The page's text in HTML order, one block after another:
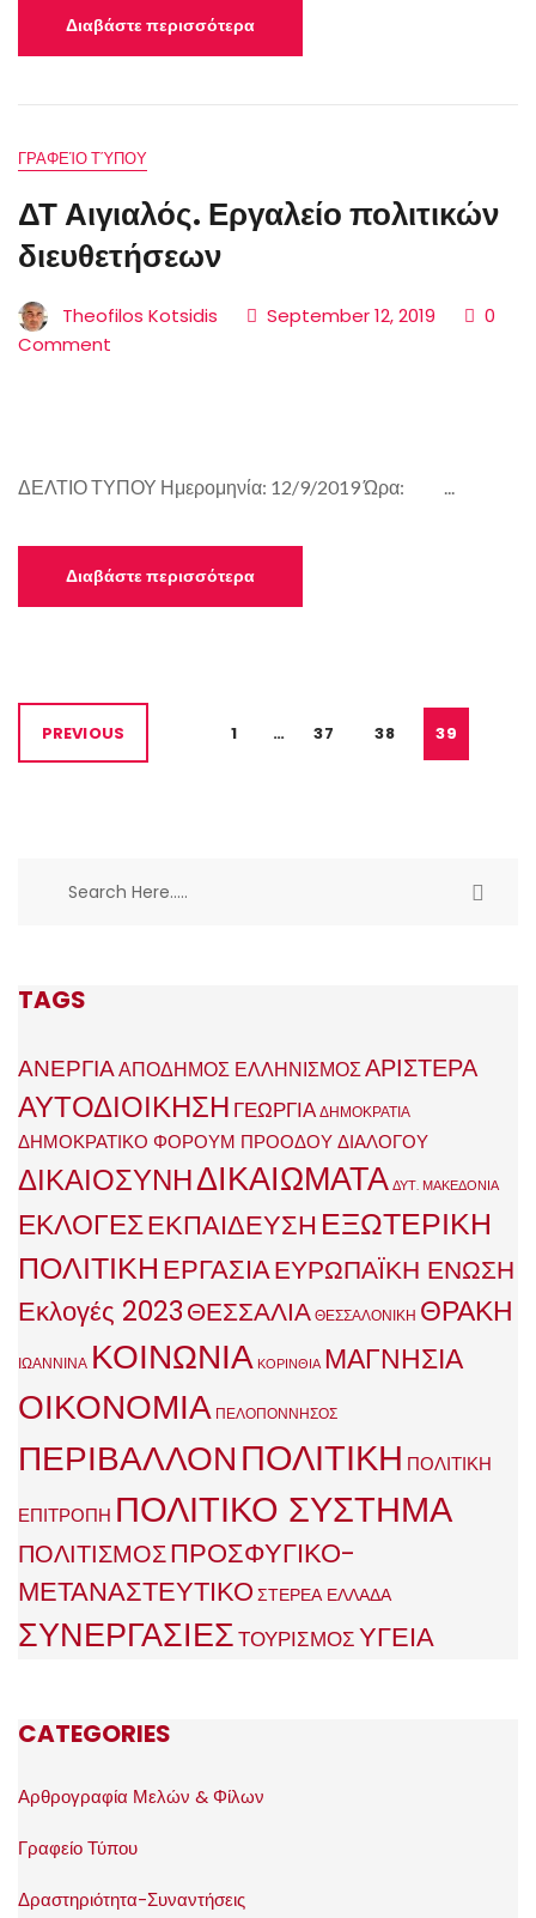
Διαβάστε περισσότερα
ΓΡΑΦΕΊΟ ΤΎΠΟΥ
ΔΤ Αιγιαλός. Εργαλείο πολιτικών
διευθετήσεων
Theofilos Kotsidis September 12, 2019
0
Comment
ΔΕΛΤΙΟ ΤΥΠΟΥ Ημερομηνία: 12/9/2019 Ώρα: ...
Διαβάστε περισσότερα
PREVIOUS 1 … 37 38 39
TAGS
ΑΝΕΡΓΙΑΑΠΟΔΗΜΟΣ ΕΛΛΗΝΙΣΜΟΣΑΡΙΣΤΕΡΑ
ΑΥΤΟΔΙΟΙΚΗΣΗ ΓΕΩΡΓΙΑΔΗΜΟΚΡΑΤΙΑ
ΔΗΜΟΚΡΑΤΙΚΟ ΦΟΡΟΥΜ ΠΡΟΟΔΟΥ ΔΙΑΛΟΓΟΥ
ΔΙΚΑΙΟΣΥΝΗΔΙΚΑΙΩΜΑΤΑ ΔΥΤ. ΜΑΚΕΔΟΝΙΑ
ΕΚΛΟΓΕΣΕΚΠΑΙΔΕΥΣΗ ΕΞΩΤΕΡΙΚΗ
ΠΟΛΙΤΙΚΗΕΡΓΑΣΙΑΕΥΡΩΠΑΪΚΗ ΕΝΩΣΗ
Εκλογές 2023ΘΕΣΣΑΛΙΑΘΕΣΣΑΛΟΝΙΚΗ ΘΡΑΚΗ
ΙΩΑΝΝΙΝΑ ΚΟΙΝΩΝΙΑ ΚΟΡΙΝΘΙΑ ΜΑΓΝΗΣΙΑ
ΟΙΚΟΝΟΜΙΑ ΠΕΛΟΠΟΝΝΗΣΟΣ
ΠΕΡΙΒΑΛΛΟΝΠΟΛΙΤΙΚΗ ΠΟΛΙΤΙΚΗ
ΕΠΙΤΡΟΠΗ ΠΟΛΙΤΙΚΟ ΣΥΣΤΗΜΑ
ΠΟΛΙΤΙΣΜΟΣΠΡΟΣΦΥΓΙΚΟ-
ΜΕΤΑΝΑΣΤΕΥΤΙΚΟ ΣΤΕΡΕΑ ΕΛΛΑΔΑ
ΣΥΝΕΡΓΑΣΙΕΣΤΟΥΡΙΣΜΟΣΥΓΕΙΑ
CATEGORIES
Αρθρογραφία Μελών & Φίλων
Γραφείο Τύπου
Δραστηριότητα-Συναντήσεις